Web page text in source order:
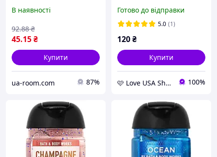
В наявності
45.15₴
92.88 ₴
Купити
ua-room.com 87%
Готово до відправки
5.0 (1)
120₴
Купити
🩷 Love USA Shop 🩷 100%